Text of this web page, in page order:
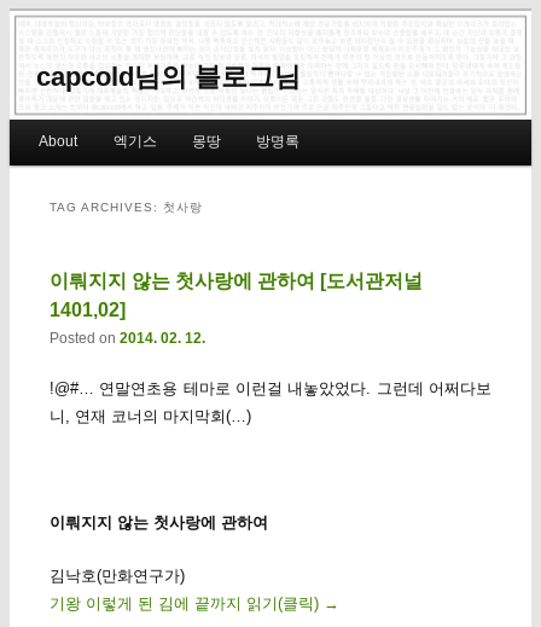
capcold님의 블로그님
Skip to primary content
Skip to secondary content
About 엑기스 몽땅 방명록
TAG ARCHIVES: 첫사랑
이뤄지지 않는 첫사랑에 관하여 [도서관저널
1401,02]
Posted on 2014. 02. 12.
!@#… 연말연초용 테마로 이런걸 내놓았었다. 그런데 어쩌다보
니, 연재 코너의 마지막회(…)
이뤄지지 않는 첫사랑에 관하여
김낙호(만화연구가)
기왕 이렇게 된 김에 끝까지 읽기(클릭) →